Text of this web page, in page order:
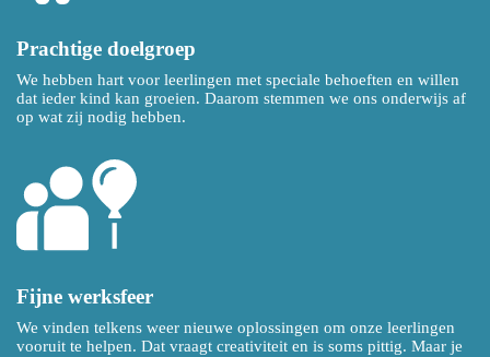
Prachtige doelgroep
We hebben hart voor leerlingen met speciale behoeften en willen
dat ieder kind kan groeien. Daarom stemmen we ons onderwijs af
op wat zij nodig hebben.
Fijne werksfeer
We vinden telkens weer nieuwe oplossingen om onze leerlingen
vooruit te helpen. Dat vraagt creativiteit en is soms pittig. Maar je